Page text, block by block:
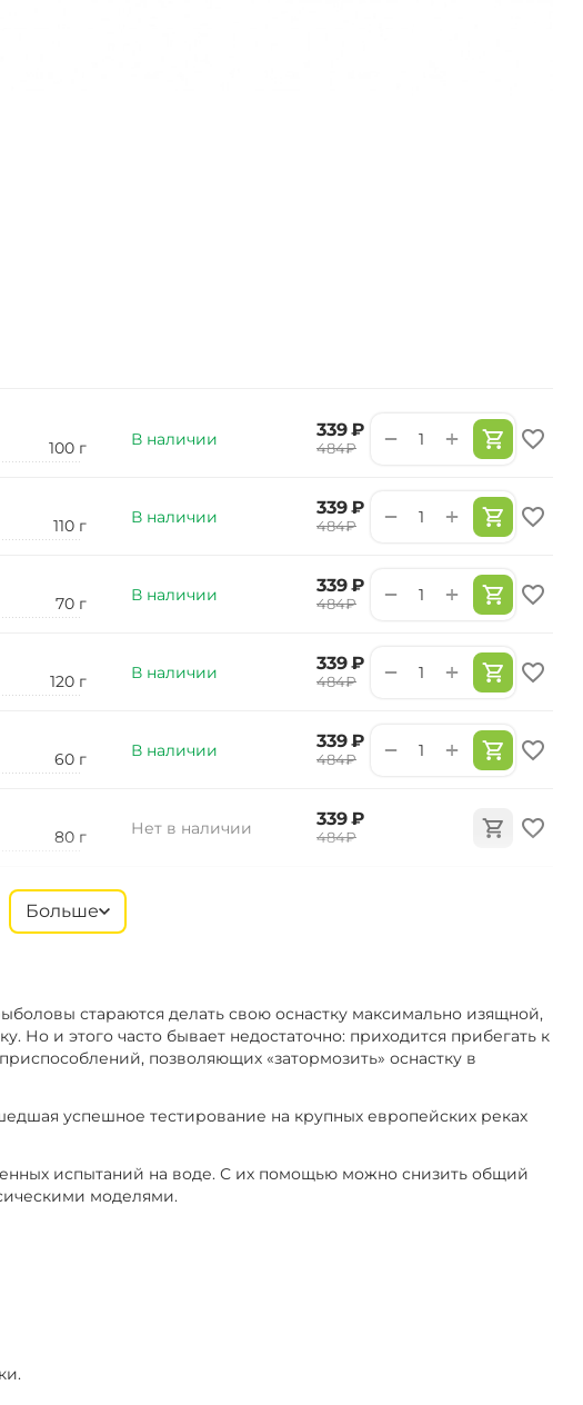
В наличии ‍339‍ ₽
‍484‍₽ +
−
100 г
В наличии ‍339‍ ₽
‍484‍₽ +
−
110 г
В наличии ‍339‍ ₽
‍484‍₽ +
−
70 г
В наличии ‍339‍ ₽
‍484‍₽ +
−
120 г
В наличии ‍339‍ ₽
‍484‍₽ +
−
60 г
Нет в наличии ‍339‍ ₽
‍484‍₽
80 г
90 г
Больше
стараются делать свою оснастку максимально изящной,
Но и этого часто бывает недостаточно: приходится прибегать к
позволяющих «затормозить» оснастку в
успешное тестирование на крупных европейских реках
испытаний на воде. С их помощью можно снизить общий
моделями.